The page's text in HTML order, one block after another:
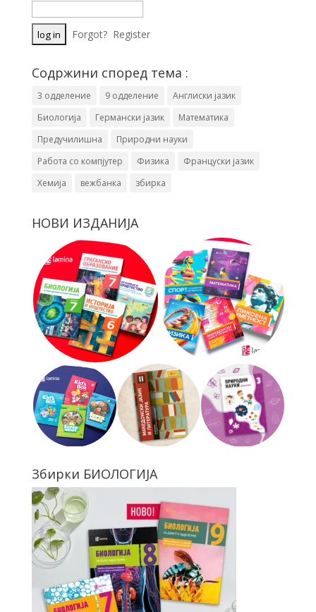
Forgot? Register
Содржини според тема :
3 одделение 9 одделение
Англиски јазик
Биологија
Германски јазик
Математика
Предучилишна
Природни науки
Работа со компјутер
Физика
Француски јазик
Хемија
вежбанка збирка
НОВИ ИЗДАНИЈА
Збирки БИОЛОГИЈА